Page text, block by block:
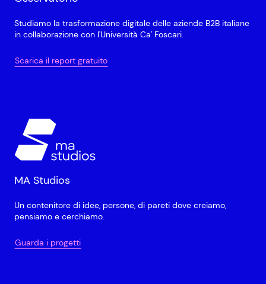
Studiamo la trasformazione digitale delle aziende B2B italiane
in collaborazione con l'Università Ca' Foscari.
Scarica il report gratuito
MA Studios
Un contenitore di idee, persone, di pareti dove creiamo,
pensiamo e cerchiamo.
Guarda i progetti